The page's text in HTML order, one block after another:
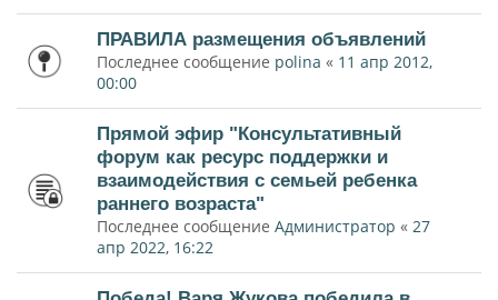
ПРАВИЛА размещения объявлений
Последнее сообщение polina « 11 апр 2012,
00:00
Прямой эфир "Консультативный
форум как ресурс поддержки и
взаимодействия с семьей ребенка
раннего возраста"
Последнее сообщение Администратор « 27
апр 2022, 16:22